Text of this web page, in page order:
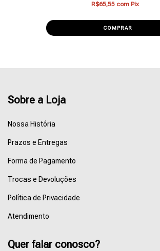
R$65,55 com Pix
Sobre a Loja
Nossa História
Prazos e Entregas
Forma de Pagamento
Trocas e Devoluções
Política de Privacidade
Atendimento
Quer falar conosco?